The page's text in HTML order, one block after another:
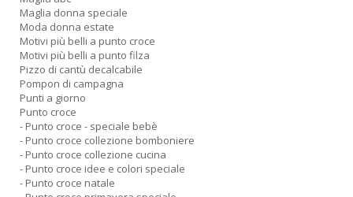
Maglia donna speciale
Moda donna estate
Motivi più belli a punto croce
Motivi più belli a punto filza
Pizzo di cantù decalcabile
Pompon di campagna
Punti a giorno
Punto croce
- Punto croce - speciale bebè
- Punto croce collezione bomboniere
- Punto croce collezione cucina
- Punto croce idee e colori speciale
- Punto croce natale